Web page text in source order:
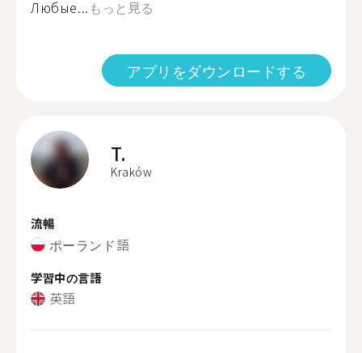
Любые... もっと見る
アプリをダウンロードする
T.
Kraków
流暢
ポーランド語
学習中の言語
英語